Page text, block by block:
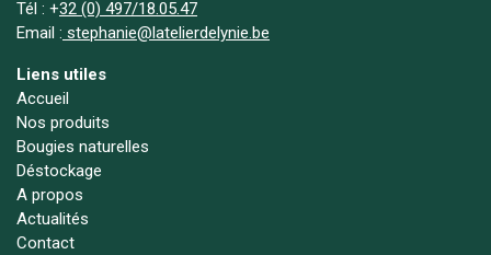
Tél : +32 (0) 497/18.05.47
Email : stephanie@latelierdelynie.be
Liens utiles
Accueil
Nos produits
Bougies naturelles
Déstockage
A propos
Actualités
Contact